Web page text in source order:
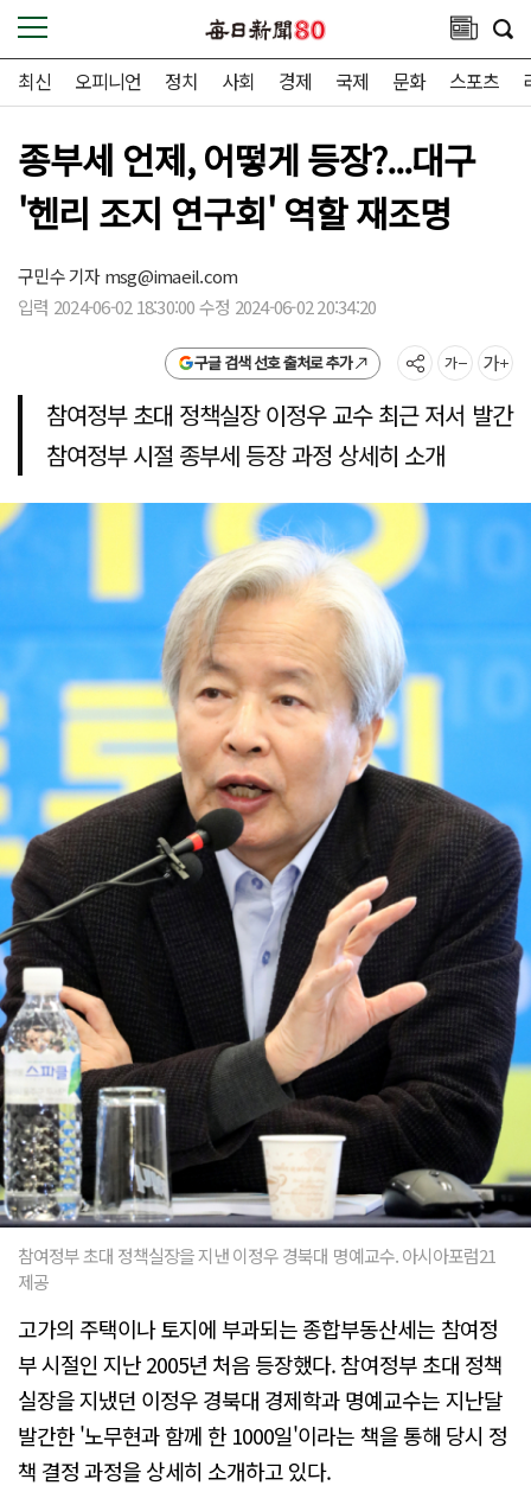
최신 오피니언 정치 사회 경제 국제 문화 스포츠
종부세 언제, 어떻게 등장?...대구
'헨리 조지 연구회' 역할 재조명
구민수 기자msg@imaeil.com
입력 2024-06-02 18:30:00 수정 2024-06-02 20:34:20
구글 검색 선호 출처로 추가
참여정부 초대 정책실장 이정우 교수 최근 저서 발간
참여정부 시절 종부세 등장 과정 상세히 소개
참여정부 초대 정책실장을 지낸 이정우 경북대 명예교수. 아시아포럼21
제공
고가의 주택이나 토지에 부과되는 종합부동산세는 참여정
부 시절인 지난 2005년 처음 등장했다. 참여정부 초대 정책
실장을 지냈던 이정우 경북대 경제학과 명예교수는 지난달
발간한 '노무현과 함께 한 1000일'이라는 책을 통해 당시 정
책 결정 과정을 상세히 소개하고 있다.